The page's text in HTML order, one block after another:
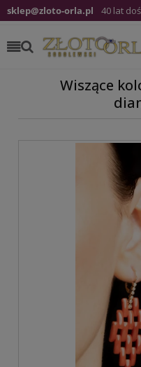
sklep@zloto-orla.pl 40 lat
Wiszące